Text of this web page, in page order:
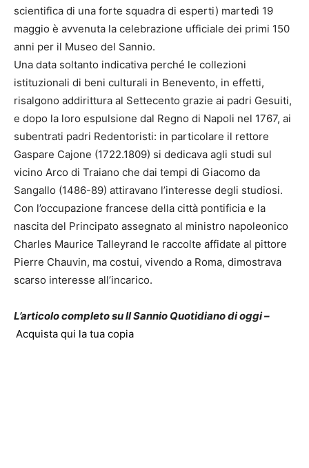
scientifica di una forte squadra di esperti) martedì 19
maggio è avvenuta la celebrazione ufficiale dei primi 150
anni per il Museo del Sannio.
Una data soltanto indicativa perché le collezioni
istituzionali di beni culturali in Benevento, in effetti,
risalgono addirittura al Settecento grazie ai padri Gesuiti,
e dopo la loro espulsione dal Regno di Napoli nel 1767, ai
subentrati padri Redentoristi: in particolare il rettore
Gaspare Cajone (1722.1809) si dedicava agli studi sul
vicino Arco di Traiano che dai tempi di Giacomo da
Sangallo (1486-89) attiravano l’interesse degli studiosi.
Con l’occupazione francese della città pontificia e la
nascita del Principato assegnato al ministro napoleonico
Charles Maurice Talleyrand le raccolte affidate al pittore
Pierre Chauvin, ma costui, vivendo a Roma, dimostrava
scarso interesse all’incarico.
L’articolo completo su Il Sannio Quotidiano di oggi –
Acquista qui la tua copia